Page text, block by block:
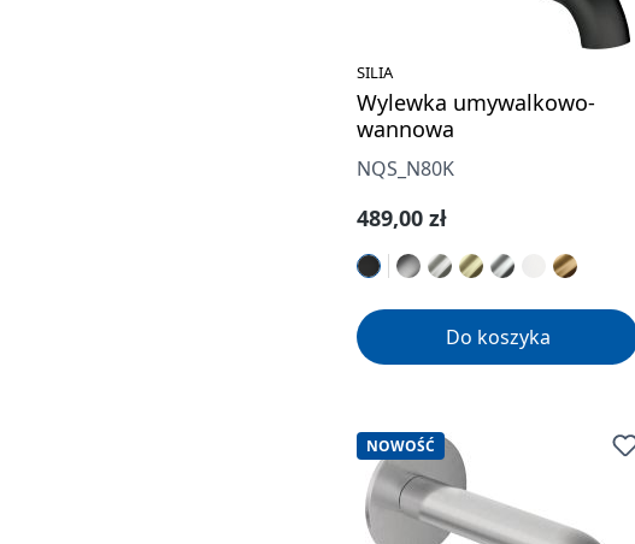
SILIA
Wylewka umywalkowo-
wannowa
NQS_N80K
Cena regularna:
489,00 zł
Do koszyka
NOWOŚĆ